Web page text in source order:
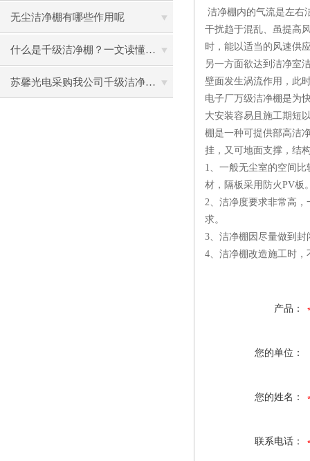
助力环保型半导体产业发展
无尘洁净棚有哪些作用呢
什么是千级洁净棚？一文读懂其结构特点与局部净化优势
苏馨光电采购我公司千级洁净棚普通工作台一批（7月07日）已顺利交货
洁净棚内的气流是左右
干扰趋于混乱、虽提高
时，能以适当的风速供
另一方面欲达到洁净室
壁面发生涡流作用，此
电子厂万级洁净棚是为
大安装容易且施工期短
棚是一种可提供部高洁
挂，又可地面支撑，结
1、一般无尘室的空间
材，隔板采用防火PV板
2、洁净度要求非常高
求。
3、洁净棚因尽量做到
4、洁净棚改造施工时
产品：
您的单位：
您的姓名：
联系电话：